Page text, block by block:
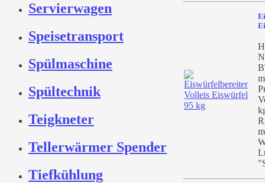
Servierwagen
Speisetransport
Spülmaschine
Spültechnik
Teigkneter
Tellerwärmer Spender
Tiefkühlung